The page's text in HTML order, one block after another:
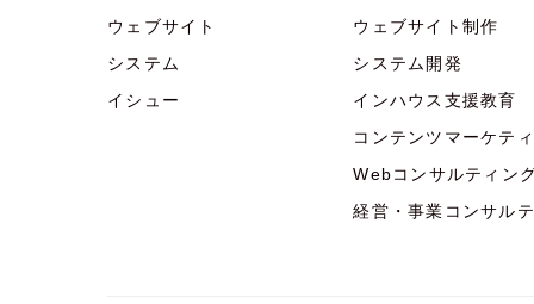
ウェブサイト
システム
イシュー
ウェブサイト制作
システム開発
インハウス支援教育
コンテンツマーケテ
Webコンサルティン
経営・事業コンサル